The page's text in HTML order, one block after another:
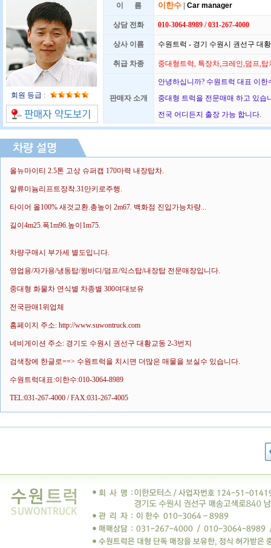
회원 등급 :
이 름 이한수 | Car manager
상담 전화 010-3064-8989 / 031-267-4000
상사 이름 수원트럭 - 경기 수원시 권선구 대
취급 차종 중대형트럭, 특장차,크레인,덤프,탑
판매자 소개
안녕하십니까? 수원트럭 대표 이한
중대형 트럭을 전문매매 하고 있습
전국 어디든지 출장 가능 합니다.
올뉴마이티 2.5톤 고상 슈퍼캡 170마력 내장탑차.
알류미늄리프트장착.31만키로주행.
타이어 올100% 새것교환.총높이 2m67. 백화점 진입가능차량...
길이4m25.폭1m96.높이1m75.
차량구매시 부가세 별도입니다.
영업용/자가용/냉동탑/윙바디/덤프/익스탑/내장탑 전문매장입니다.
중대형 화물차 연식별 차종별 300여대보유
전국판매1위업체
홈페이지 주소: http://www.suwontruck.com
네비게이션 주소: 경기도 수원시 권선구 대황교동 2-3번지
검색창에 한글로==> 수원트럭을 치시면 더많은 매물을 보실수 있습니다.
수원트럭대표:이한수:010-3064-8989
TEL:031-267-4000 / FAX:031-267-4005